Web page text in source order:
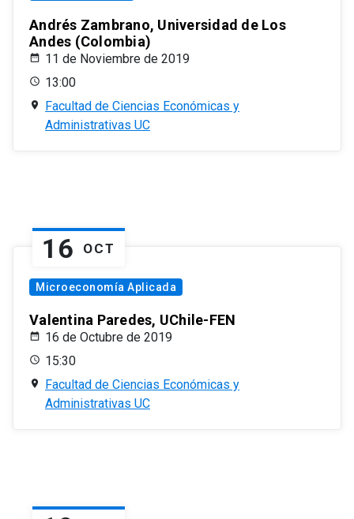
Andrés Zambrano, Universidad de Los
Andes (Colombia)
11 de Noviembre de 2019
13:00
Facultad de Ciencias Económicas y
Administrativas UC
16 OCT
Microeconomía Aplicada
Valentina Paredes, UChile-FEN
16 de Octubre de 2019
15:30
Facultad de Ciencias Económicas y
Administrativas UC